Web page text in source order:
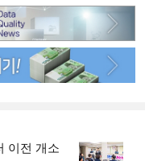
이전 개소